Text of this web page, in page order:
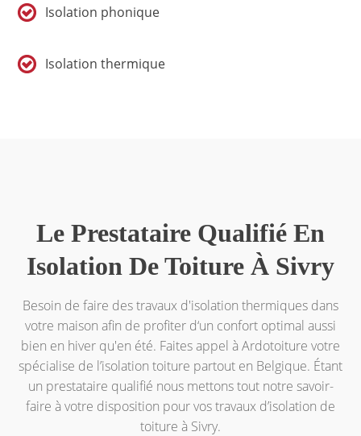
Isolation phonique
Isolation thermique
Le Prestataire Qualifié En
Isolation De Toiture À Sivry
Besoin de faire des travaux d'isolation thermiques dans
votre maison afin de profiter d‘un confort optimal aussi
bien en hiver qu'en été. Faites appel à Ardotoiture votre
spécialise de l’isolation toiture partout en Belgique. Étant
un prestataire qualifié nous mettons tout notre savoir-
faire à votre disposition pour vos travaux d’isolation de
toiture à Sivry.